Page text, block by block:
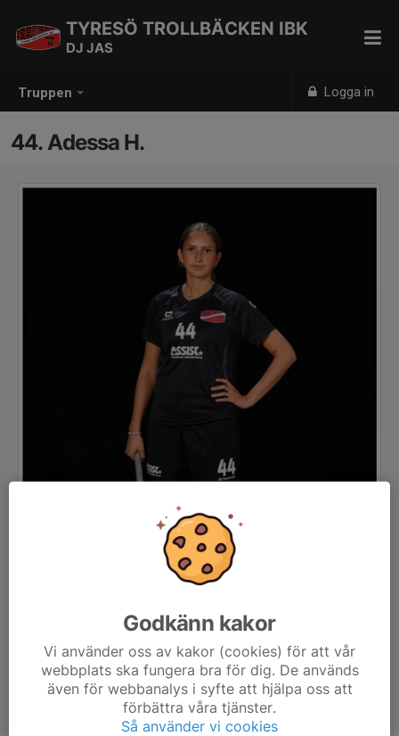
Truppen Logga in
TYRESÖ TROLLBÄCKEN IBK
DJ JAS
44. Adessa H.
Godkänn kakor
Vi använder oss av kakor (cookies) för att vår
webbplats ska fungera bra för dig. De används
även för webbanalys i syfte att hjälpa oss att
förbättra våra tjänster.
Så använder vi cookies